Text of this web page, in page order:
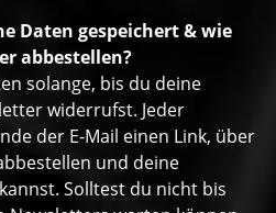
Daten gespeichert & wie
abbestellen?
solange, bis du deine
widerrufst. Jeder
der E-Mail einen Link, über
und deine
Solltest du nicht bis